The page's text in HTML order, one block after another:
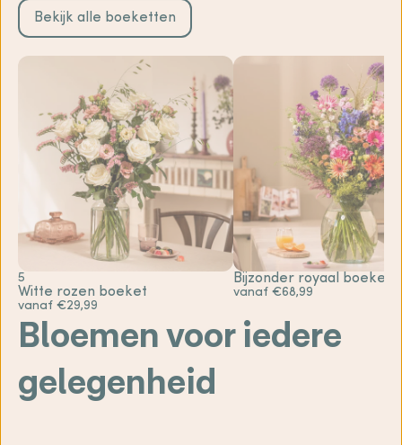
Bekijk alle boeketten
5
Witte rozen boeket
vanaf €29,99
Bijzonder royaal boeket
vanaf €68,99
Bloemen voor iedere
gelegenheid
Sterkte